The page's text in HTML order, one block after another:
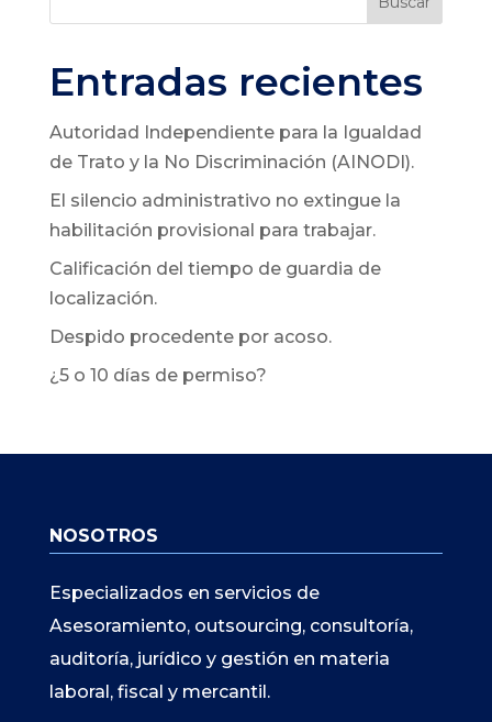
Entradas recientes
Autoridad Independiente para la Igualdad
de Trato y la No Discriminación (AINODI).
El silencio administrativo no extingue la
habilitación provisional para trabajar.
Calificación del tiempo de guardia de
localización.
Despido procedente por acoso.
¿5 o 10 días de permiso?
NOSOTROS
Especializados en servicios de
Asesoramiento, outsourcing, consultoría,
auditoría, jurídico y gestión en materia
laboral, fiscal y mercantil.